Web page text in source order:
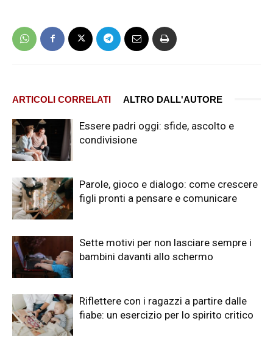
ARTICOLI CORRELATI ALTRO DALL'AUTORE
Essere padri oggi: sfide, ascolto e
condivisione
Parole, gioco e dialogo: come crescere
figli pronti a pensare e comunicare
Sette motivi per non lasciare sempre i
bambini davanti allo schermo
Riflettere con i ragazzi a partire dalle
fiabe: un esercizio per lo spirito critico